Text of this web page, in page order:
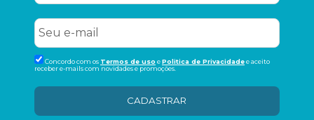
Concordo com os Termos de uso ePolitica de Privacidadee aceito
receber e-mails com novidades e promoções.
CADASTRAR